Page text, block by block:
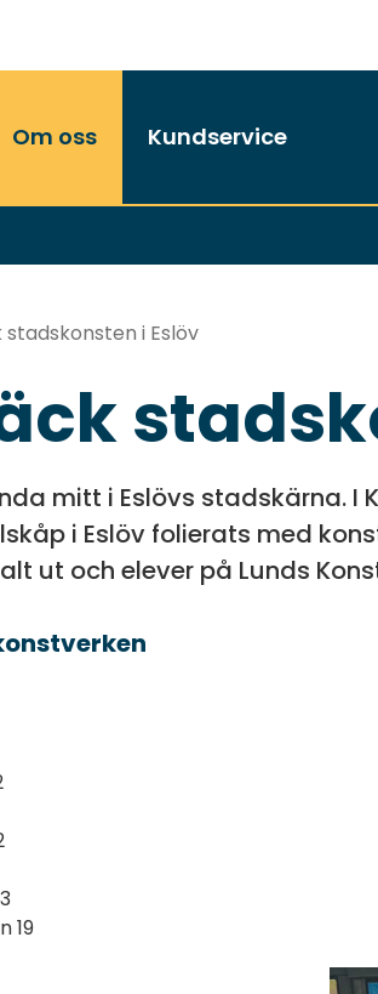
Om oss Kundservice
i Eslöv
mitt i Eslövs stadskärna. I
i Eslöv folierats med
ut och elever på Lunds
19